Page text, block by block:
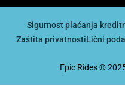
Sigurnost plaćanja
Zaštita privatnostiLični
Epic Rides ©